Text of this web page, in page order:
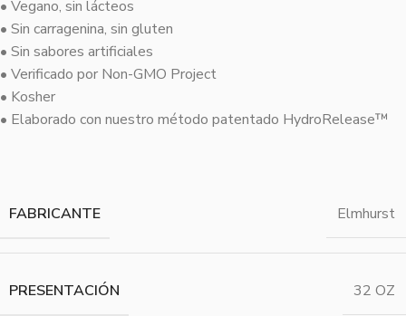
• Vegano, sin lácteos
• Sin carragenina, sin gluten
• Sin sabores artificiales
• Verificado por Non-GMO Project
• Kosher
• Elaborado con nuestro método patentado HydroRelease™
FABRICANTE Elmhurst
PRESENTACIÓN 32 OZ